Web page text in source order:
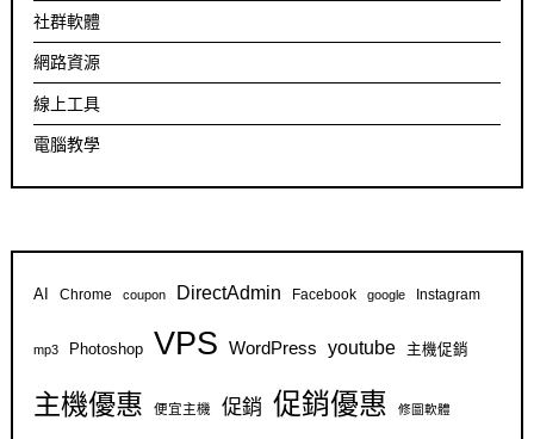
社群軟體
網路資源
線上工具
電腦教學
AI Chrome coupon DirectAdmin Facebook google Instagram
mp3 Photoshop VPS WordPress youtube 主機促銷
主機優惠 便宜主機 促銷 促銷優惠 修圖軟體